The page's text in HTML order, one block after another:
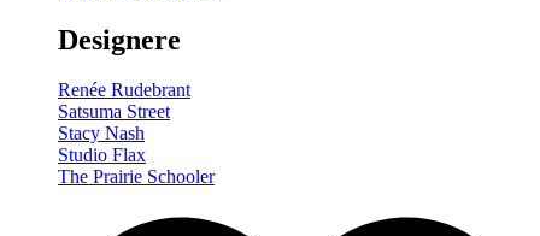
Designere
Renée Rudebrant
Satsuma Street
Stacy Nash
Studio Flax
The Prairie Schooler